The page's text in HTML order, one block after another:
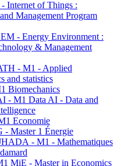
Internet of Things :
Management Program
- Energy Environment :
& Management
- M1 - Applied
and statistics
Biomechanics
- M1 Data AI - Data and
Economie
- Master 1 Énergie
- M1 - Mathematiques
MiE - Master in Economics